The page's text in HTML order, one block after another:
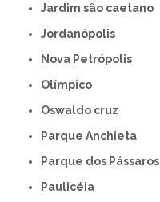
Jardim são caetano
Jordanópolis
Nova Petrópolis
Olímpico
Oswaldo cruz
Parque Anchieta
Parque dos Pássaros
Paulicéia